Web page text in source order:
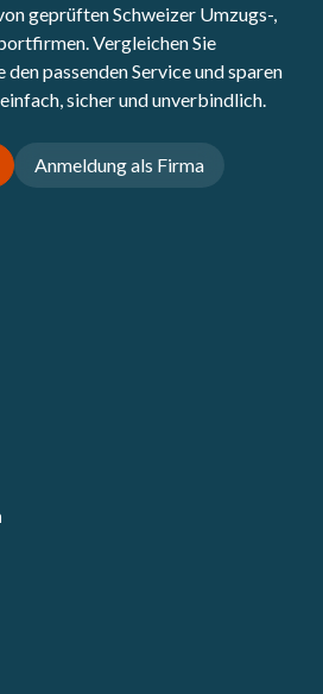
geprüften Schweizer Umzugs-,
Vergleichen Sie
passenden Service und sparen
sicher und unverbindlich.
Anmeldung als Firma